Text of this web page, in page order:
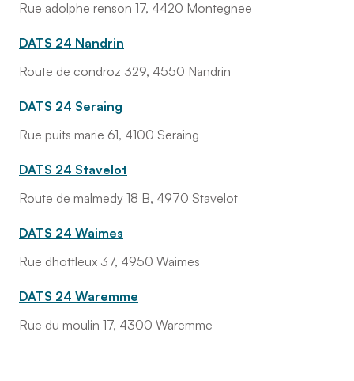
Rue adolphe renson 17, 4420 Montegnee
DATS 24 Nandrin
Route de condroz 329, 4550 Nandrin
DATS 24 Seraing
Rue puits marie 61, 4100 Seraing
DATS 24 Stavelot
Route de malmedy 18 B, 4970 Stavelot
DATS 24 Waimes
Rue dhottleux 37, 4950 Waimes
DATS 24 Waremme
Rue du moulin 17, 4300 Waremme